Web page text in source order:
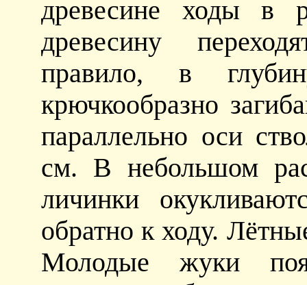
древесине ходы в
древесину
правило, в
крючкообразно
параллельно оси
см. В небольшом
личинки
обратно к ходу.
Молодые жуки